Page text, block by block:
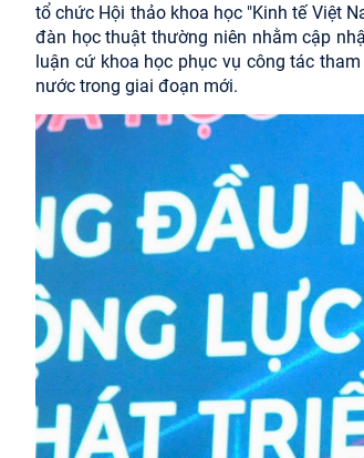
tổ chức Hội thảo khoa học "Kinh tế Việt
đàn học thuật thường niên nhằm cập
luận cứ khoa học phục vụ công tác
nước trong giai đoạn mới.